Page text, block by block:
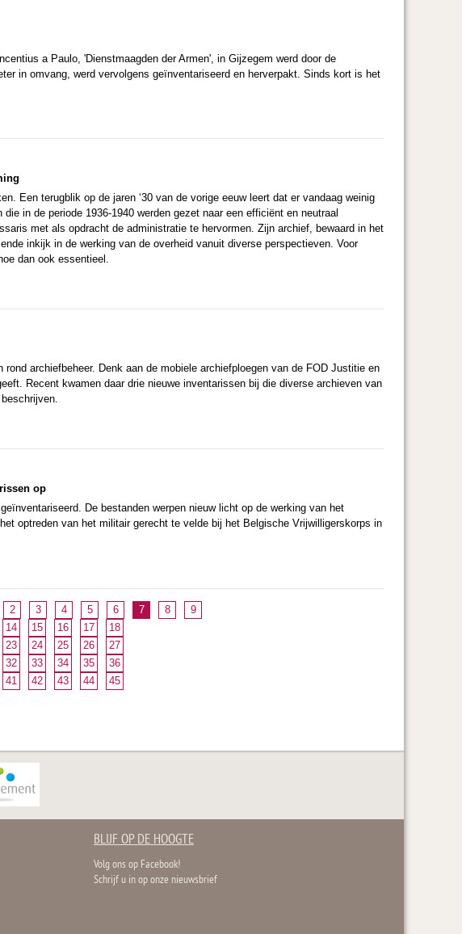
a Paulo, 'Dienstmaagden der Armen', in Gijzegem werd door de
in omvang, werd vervolgens geïnventariseerd en herverpakt. Sinds kort is het
Een terugblik op de jaren ‘30 van de vorige eeuw leert dat er vandaag weinig
in de periode 1936-1940 werden gezet naar een efficiënt en neutraal
met als opdracht de administratie te hervormen. Zijn archief, bewaard in het
inkijk in de werking van de overheid vanuit diverse perspectieven. Voor
dan ook essentieel.
archiefbeheer. Denk aan de mobiele archiefploegen van de FOD Justitie en
Recent kwamen daar drie nieuwe inventarissen bij die diverse archieven van
op
De bestanden werpen nieuw licht op de werking van het
optreden van het militair gerecht te velde bij het Belgische Vrijwilligerskorps in
2 3 4 5 6 7 8
9
14 15 16 17
18
23 24 25 26
27
32 33 34 35
36
41 42 43 44
45
BLIJF OP DE HOOGTE
Volg ons op Facebook!
Schrijf u in op onze nieuwsbrief